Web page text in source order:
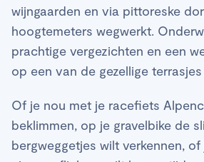
wijngaarden en via pittoreske
hoogtemeters wegwerkt.
prachtige vergezichten en een
op een van de gezellige
Of je nou met je racefiets
beklimmen, op je gravelbike de
bergweggetjes wilt verkennen,